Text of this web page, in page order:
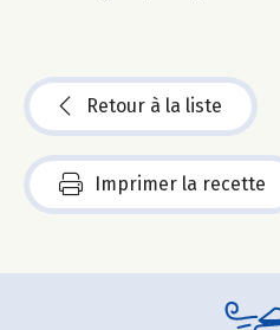
Retour à la liste
Imprimer la recette